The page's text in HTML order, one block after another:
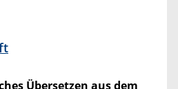
Übersetzen aus dem